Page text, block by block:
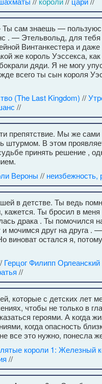
сам знаешь —
. — Этельвольд, для тебя
Винтанкестера и
же король Уэссекса,
дяди. Я не могу
всего ты сын короля
(The Last Kingdom) //
//
препятствие. Мы же
штурмом. В этом
принять решение ,
Вероны // неизбежность,
в детстве. Ты ведь
Ты бросил в меня
драка . Ты помочился
и мочимся друг на друга .
виноват остался я,
Герцог Филипп Орлеанский
//
которые с детских лет
чтобы не только в
героями. А когда
когда опасность
все это нужно, понесла
короли 1: Железный
//